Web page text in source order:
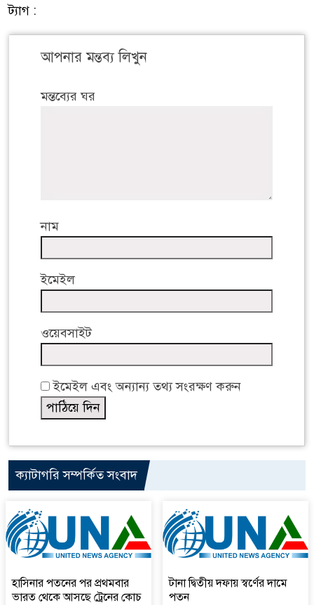
ট্যাগ :
আপনার মন্তব্য লিখুন
মন্তব্যের ঘর
নাম
ইমেইল
ওয়েবসাইট
ইমেইল এবং অন্যান্য তথ্য সংরক্ষণ করুন
ক্যাটাগরি সম্পর্কিত সংবাদ
হাসিনার পতনের পর প্রথমবার
ভারত থেকে আসছে ট্রেনের কোচ
টানা দ্বিতীয় দফায় স্বর্ণের দামে
পতন